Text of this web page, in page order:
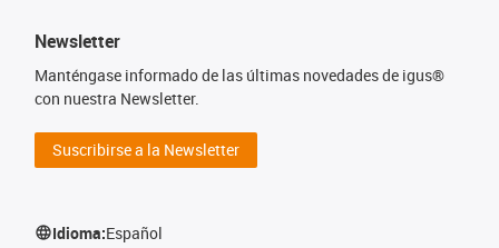
Newsletter
Manténgase informado de las últimas novedades de igus®
con nuestra Newsletter.
Suscribirse a la Newsletter
Idioma:Español